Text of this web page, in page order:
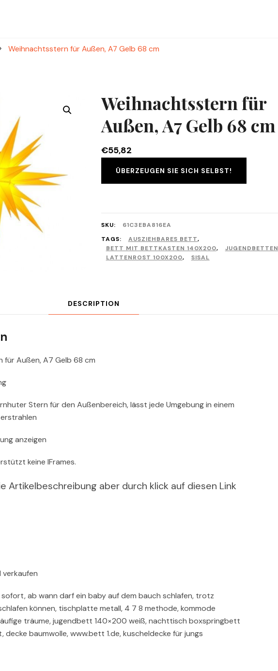
Weihnachtsstern für Außen, A7 Gelb 68 cm
Weihnachtsstern für
Außen, A7 Gelb 68 cm
€55,82
ÜBERZEUGEN SIE SICH SELBST!
SKU:
61C3EBA816EA
TAGS:
AUSZIEHBARES BETT,
BETT MIT BETTKASTEN 140X200, JUGENDBETTEN
LATTENROST 100X200, SISAL
DESCRIPTION
für Außen, A7 Gelb 68 cm
Stern für den Außenbereich, lässt jede Umgebung in einem
anzeigen
keine IFrames.
Artikelbeschreibung aber durch klick auf diesen Link
verkaufen
ab wann darf ein baby auf dem bauch schlafen, trotz
können, tischplatte metall, 4 7 8 methode, kommode
träume, jugendbett 140×200 weiß, nachttisch boxspringbett
decke baumwolle, www.bett 1.de, kuscheldecke für jungs